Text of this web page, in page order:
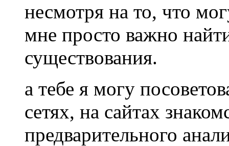
несмотря на то, что
мне просто важно
существования.
а тебе я могу
сетях, на сайтах
предварительного